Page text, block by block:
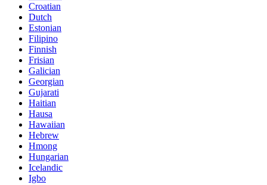
Croatian
Dutch
Estonian
Filipino
Finnish
Frisian
Galician
Georgian
Gujarati
Haitian
Hausa
Hawaiian
Hebrew
Hmong
Hungarian
Icelandic
Igbo